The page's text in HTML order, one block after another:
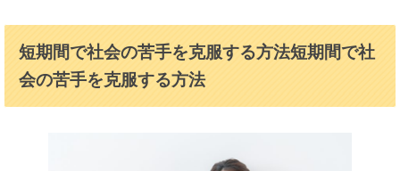
短期間で社会の苦手を克服する方法短期間で社
会の苦手を克服する方法